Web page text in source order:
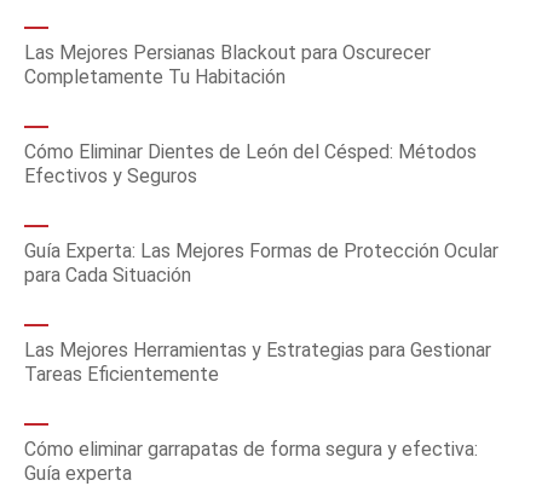
Las Mejores Persianas Blackout para Oscurecer
Completamente Tu Habitación
Cómo Eliminar Dientes de León del Césped: Métodos
Efectivos y Seguros
Guía Experta: Las Mejores Formas de Protección Ocular
para Cada Situación
Las Mejores Herramientas y Estrategias para Gestionar
Tareas Eficientemente
Cómo eliminar garrapatas de forma segura y efectiva:
Guía experta